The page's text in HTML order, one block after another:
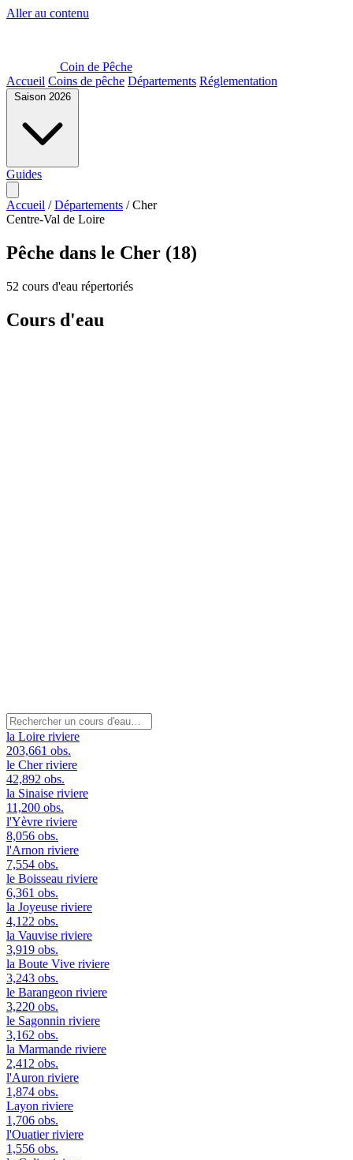
Aller au contenu
Coin de Pêche
Accueil Coins de pêche Départements Réglementation
Saison 2026
Guides
Accueil / Départements / Cher
Centre-Val de Loire
Pêche dans le Cher (18)
52 cours d'eau répertoriés
Cours d'eau
la Loire riviere
203,661 obs.
le Cher riviere
42,892 obs.
la Sinaise riviere
11,200 obs.
l'Yèvre riviere
8,056 obs.
l'Arnon riviere
7,554 obs.
le Boisseau riviere
6,361 obs.
la Joyeuse riviere
4,122 obs.
la Vauvise riviere
3,919 obs.
la Boute Vive riviere
3,243 obs.
le Barangeon riviere
3,220 obs.
le Sagonnin riviere
3,162 obs.
la Marmande riviere
2,412 obs.
l'Auron riviere
1,874 obs.
Layon riviere
1,706 obs.
l'Ouatier riviere
1,556 obs.